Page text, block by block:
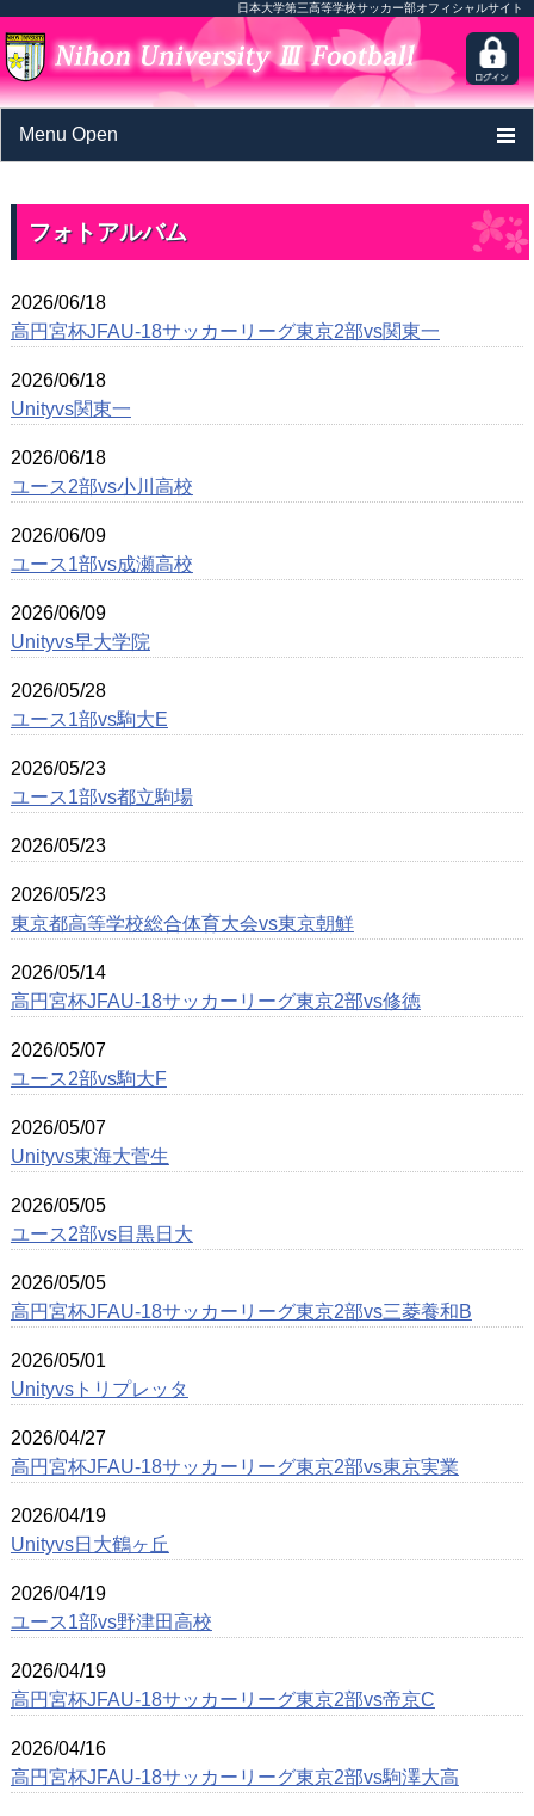
日本大学第三高等学校サッカー部オフィシャルサイト
Menu Open
ニュース
選手/スタッフページ
フォトアルバム
OBの進学実績
フォトアルバム
2026/06/18
高円宮杯JFAU-18サッカーリーグ東京2部vs関東一
2026/06/18
Unityvs関東一
2026/06/18
ユース2部vs小川高校
2026/06/09
ユース1部vs成瀬高校
2026/06/09
Unityvs早大学院
2026/05/28
ユース1部vs駒大E
2026/05/23
ユース1部vs都立駒場
2026/05/23
2026/05/23
東京都高等学校総合体育大会vs東京朝鮮
2026/05/14
高円宮杯JFAU-18サッカーリーグ東京2部vs修徳
2026/05/07
ユース2部vs駒大F
2026/05/07
Unityvs東海大菅生
2026/05/05
ユース2部vs目黒日大
2026/05/05
高円宮杯JFAU-18サッカーリーグ東京2部vs三菱養和B
2026/05/01
Unityvsトリプレッタ
2026/04/27
高円宮杯JFAU-18サッカーリーグ東京2部vs東京実業
2026/04/19
Unityvs日大鶴ヶ丘
2026/04/19
ユース1部vs野津田高校
2026/04/19
高円宮杯JFAU-18サッカーリーグ東京2部vs帝京C
2026/04/16
高円宮杯JFAU-18サッカーリーグ東京2部vs駒澤大高